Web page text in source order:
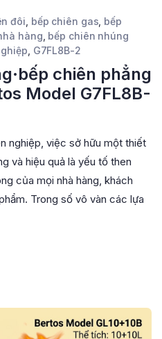
đôi, bếp chiên gas, bếp
hàng, bếp chiên nhúng
, G7FL8B-2
chiên phẳng
Model G7FL8B-
nghiệp, việc sở hữu một thiết
và hiệu quả là yếu tố then
của mọi nhà hàng, khách
Trong số vô vàn các lựa